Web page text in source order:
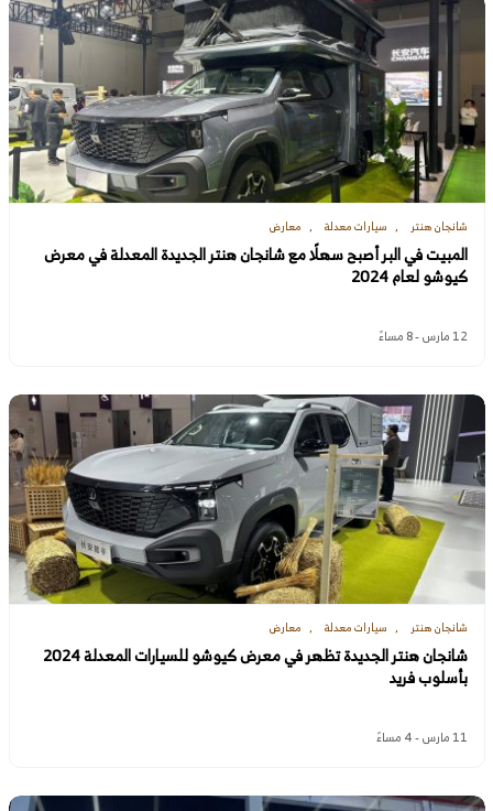
شانجان هنتر سيارات معدلة معارض
المبيت في البر أصبح سهلًا مع شانجان هنتر الجديدة المعدلة في معرض
كيوشو لعام 2024
12 مارس - 8 مساءً
شانجان هنتر سيارات معدلة معارض
شانجان هنتر الجديدة تظهر في معرض كيوشو للسيارات المعدلة 2024
بأسلوب فريد
11 مارس - 4 مساءً